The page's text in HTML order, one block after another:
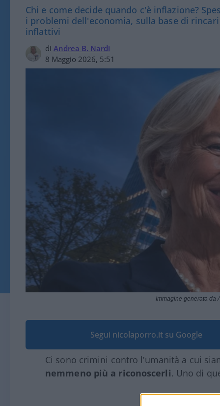
Chi e come decide quando c'è inflazione?
i problemi dell'economia, sulla base di
inflattivi
di Andrea B. Nardi
8 Maggio 2026, 5:51
Immagine generata da
Segui nicolaporro.it su Google
Ci sono crimini contro l’umanità a cui
nemmeno più a riconoscerli. Uno di